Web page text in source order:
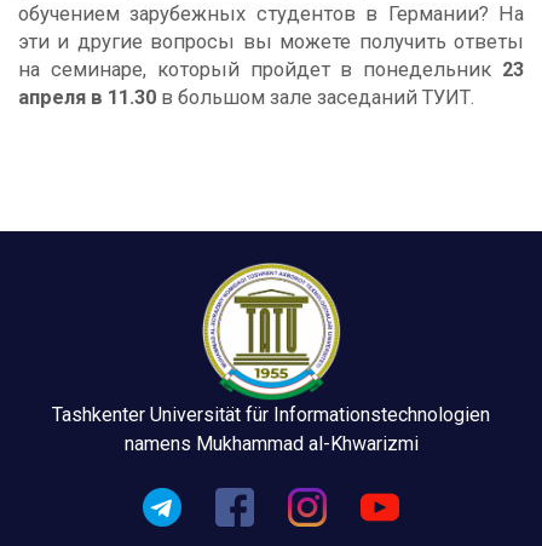
обучением зарубежных студентов в Германии? На
эти и другие вопросы вы можете получить ответы
на семинаре, который пройдет в понедельник 23
апреля в 11.30 в большом зале заседаний ТУИТ.
Tashkenter Universität für Informationstechnologien
namens Mukhammad al-Khwarizmi